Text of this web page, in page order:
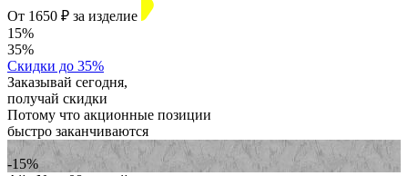
От 1650 ₽ за изделие
15%
35%
Скидки до 35%
Заказывай сегодня,
получай скидки
Потому что акционные позиции
быстро заканчиваются
-15%